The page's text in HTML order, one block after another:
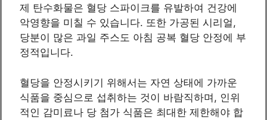
제 탄수화물은 혈당 스파이크를 유발하여 건강에
악영향을 미칠 수 있습니다. 또한 가공된 시리얼,
당분이 많은 과일 주스도 아침 공복 혈당 안정에 부
정적입니다.
혈당을 안정시키기 위해서는 자연 상태에 가까운
식품을 중심으로 섭취하는 것이 바람직하며, 인위
적인 감미료나 당 첨가 식품은 최대한 제한해야 합